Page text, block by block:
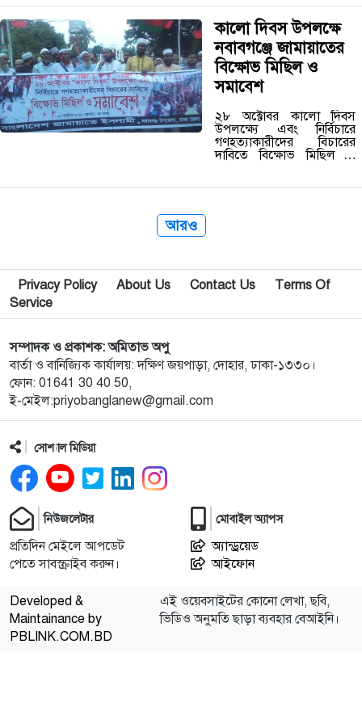
নুরুল ইসলাম নবাবগঞ্জের
চুড়াইন ইউনিয়নে ব্যাপক
গণসংযোগ করেছেন।…
কালো দিবস উপলক্ষে
নবাবগঞ্জে জামায়াতের
বিক্ষোভ মিছিল ও
সমাবেশ
২৮ অক্টোবর কালো দিবস
উপলক্ষ্যে এবং নির্বিচারে
গণহত্যাকারীদের বিচারের
দাবিতে বিক্ষোভ মিছিল ও
উপজেলা। মঙ্গলবার বিকালে
আরও
Privacy Policy About Us Contact Us
Terms Of
Service
সম্পাদক ও প্রকাশক: অমিতাভ অপু
বার্তা ও বানিজ্যিক কার্যালয়: দক্ষিণ জয়পাড়া, দোহার, ঢাকা-১৩৩০।
ফোন: 01641 30 40 50,
ই-মেইল:priyobanglanew@gmail.com
সোশ্যাল মিডিয়া
নিউজলেটার
প্রতিদিন মেইলে আপডেট
পেতে সাবস্ক্রাইব করুন।
মোবাইল অ্যাপস
অ্যান্ড্রয়েড
আইফোন
Developed &
Maintainance by
PBLINK.COM.BD
এই ওয়েবসাইটের কোনো লেখা, ছবি,
ভিডিও অনুমতি ছাড়া ব্যবহার বেআইনি।